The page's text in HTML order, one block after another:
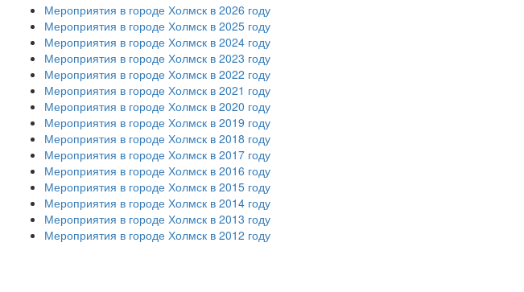
Мероприятия в городе Холмск в 2026 году
Мероприятия в городе Холмск в 2025 году
Мероприятия в городе Холмск в 2024 году
Мероприятия в городе Холмск в 2023 году
Мероприятия в городе Холмск в 2022 году
Мероприятия в городе Холмск в 2021 году
Мероприятия в городе Холмск в 2020 году
Мероприятия в городе Холмск в 2019 году
Мероприятия в городе Холмск в 2018 году
Мероприятия в городе Холмск в 2017 году
Мероприятия в городе Холмск в 2016 году
Мероприятия в городе Холмск в 2015 году
Мероприятия в городе Холмск в 2014 году
Мероприятия в городе Холмск в 2013 году
Мероприятия в городе Холмск в 2012 году